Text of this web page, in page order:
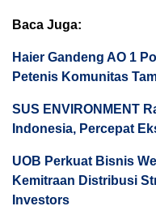
Baca Juga:
Haier Gandeng AO 1
Petenis Komunitas
SUS ENVIRONMENT
Indonesia, Percepat
UOB Perkuat Bisnis
Kemitraan Distribusi
Investors